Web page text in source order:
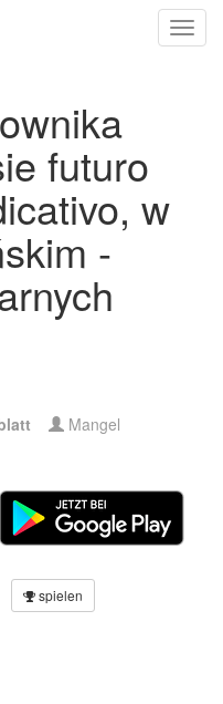
futuro
w
-
Mangel
spielen